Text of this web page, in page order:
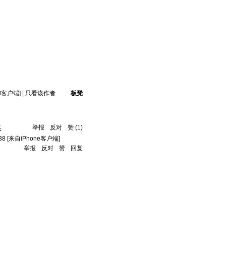
板凳
户端]
只看该作者
举报 反对 赞 (1)
[来自iPhone客户端]
举报
反对 赞 回复